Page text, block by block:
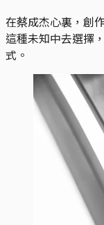
在蔡成杰心裏，創
這種未知中去選擇
式。